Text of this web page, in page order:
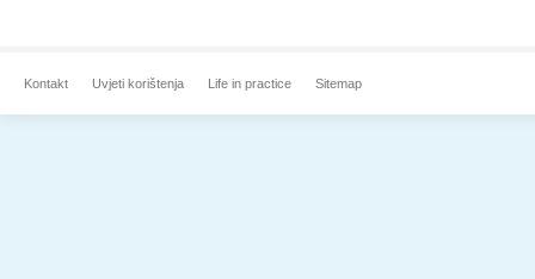
Kontakt Uvjeti korištenja Life in practice Sitemap